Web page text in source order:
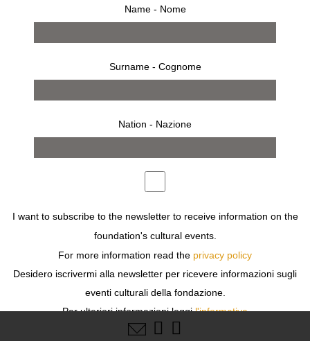
18
FOLLOW US
Name - Nome
Surname - Cognome
Nation - Nazione
I want to subscribe to the newsletter to receive information on the
foundation's cultural events.
For more information read the privacy policy
Desidero iscrivermi alla newsletter per ricevere informazioni sugli
eventi culturali della fondazione.
Per ulteriori informazioni leggil'informativa